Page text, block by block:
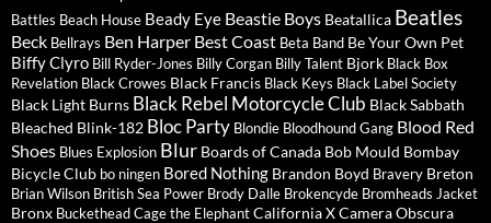
Battles Beach House Beady Eye Beastie Boys Beatallica Beatles
Beck Bellrays Ben Harper Best Coast Beta Band Be Your Own Pet
Biffy Clyro Bill Ryder-Jones Billy Corgan Billy Talent Bjork Black Box
Revelation Black Crowes Black Francis Black Keys Black Label Society
Black Light Burns Black Rebel Motorcycle Club Black Sabbath
Bleached Blink-182 Bloc Party Blondie Bloodhound Gang Blood Red
Shoes Blues Explosion Blur Boards of Canada Bob Mould Bombay
Bicycle Club bo ningen Bored Nothing Brandon Boyd Bravery Breton
Brian Wilson British Sea Power Brody Dalle Brokencyde Bromheads Jacket
Bronx BucketheadCage the ElephantCalifornia XCamera Obscura